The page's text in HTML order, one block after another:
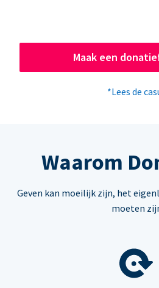
Maak een
*Lees de
Waarom
Geven kan moeilijk zijn, het
moeten